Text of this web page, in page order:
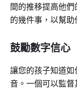
間的推移提高他
的幾件事，以幫
鼓勵數字信心
讓您的孩子知道
音。一個可以監